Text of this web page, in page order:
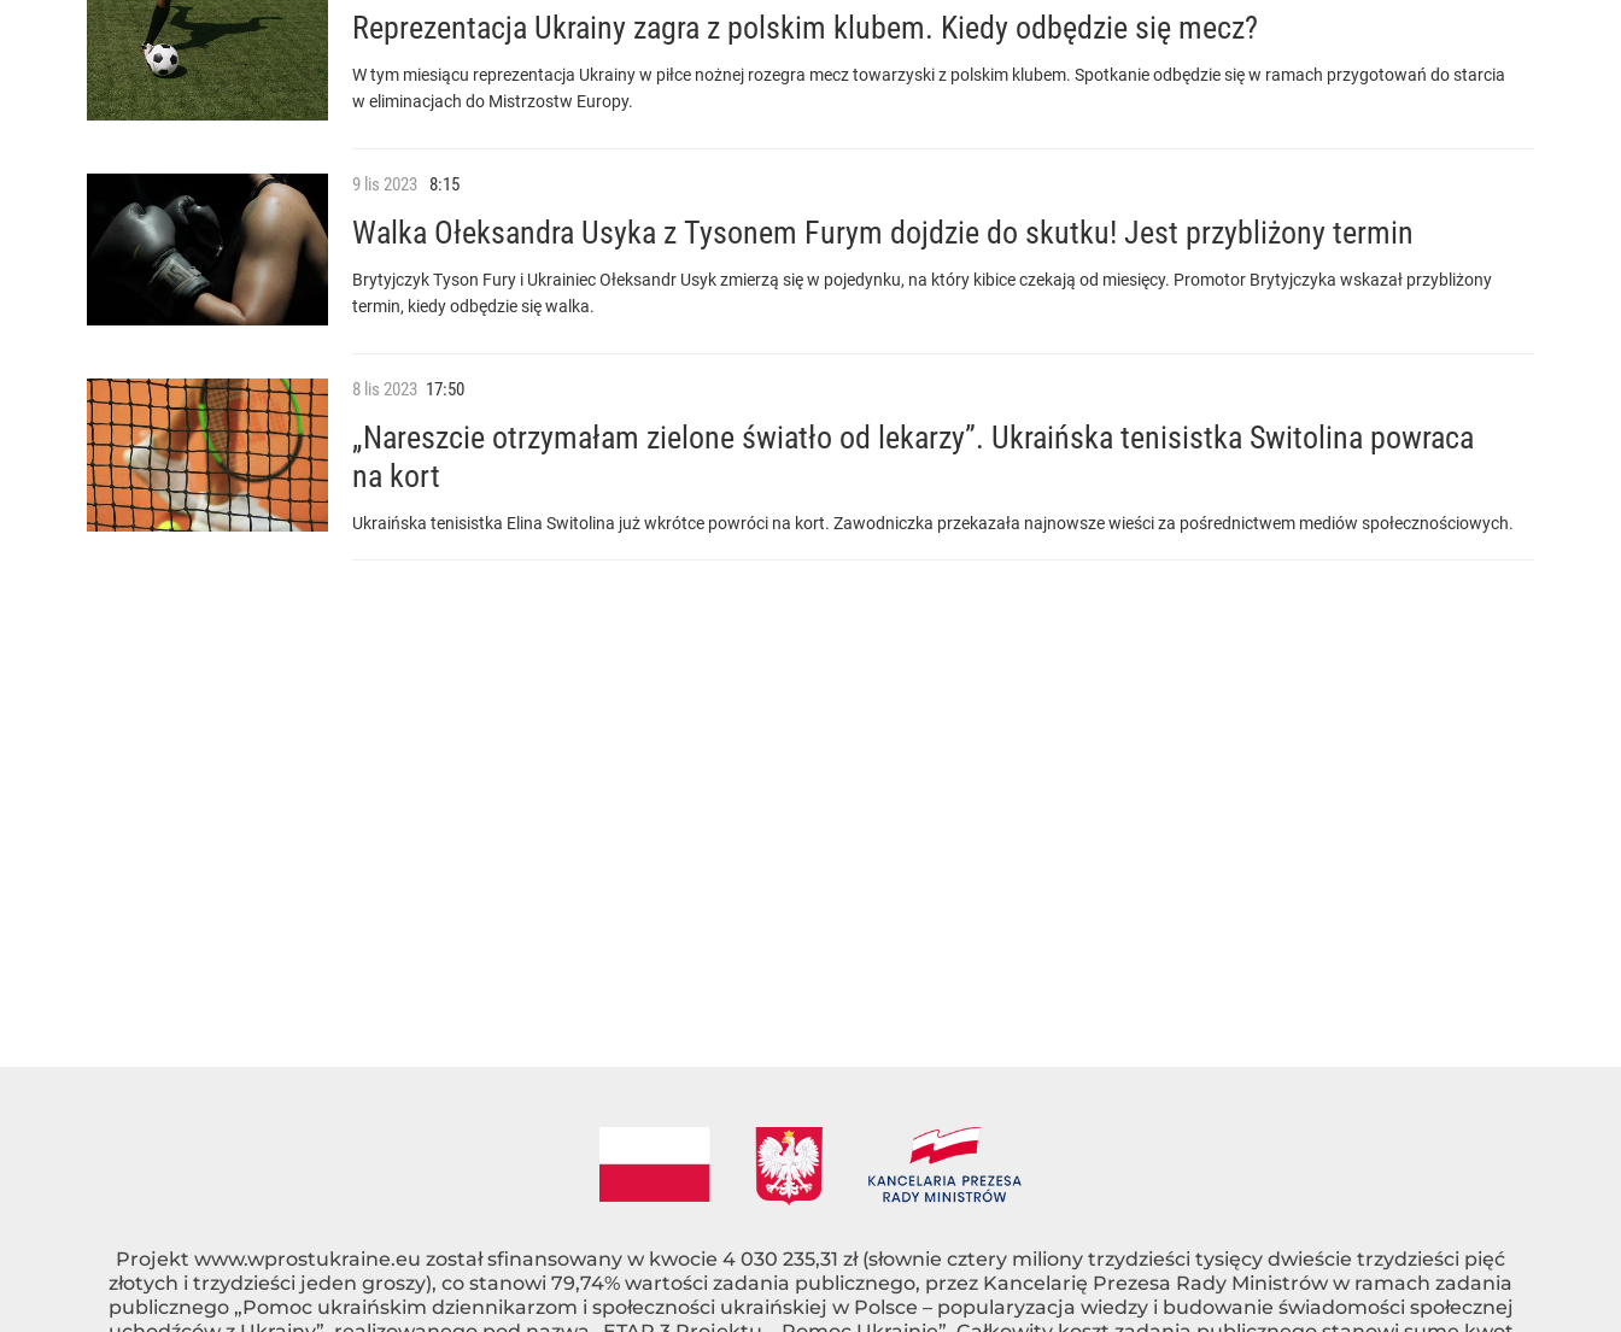
Reprezentacja Ukrainy zagra z polskim klubem. Kiedy odbędzie się mecz?
W tym miesiącu reprezentacja Ukrainy w piłce nożnej rozegra mecz towarzyski z polskim klubem. Spotkanie odbędzie się w ramach przygotowań do starcia
w eliminacjach do Mistrzostw Europy.
Walka Ołeksandra Usyka z Tysonem Furym dojdzie do skutku! Jest przybliżony termin
Brytyjczyk Tyson Fury i Ukrainiec Ołeksandr Usyk zmierzą się w pojedynku, na który kibice czekają od miesięcy. Promotor Brytyjczyka wskazał przybliżony
termin, kiedy odbędzie się walka.
9 lis 2023 8:15
„Nareszcie otrzymałam zielone światło od lekarzy”. Ukraińska tenisistka Switolina powraca
na kort
Ukraińska tenisistka Elina Switolina już wkrótce powróci na kort. Zawodniczka przekazała najnowsze wieści za pośrednictwem mediów społecznościowych.
8 lis 2023 17:50
Projekt www.wprostukraine.eu został sfinansowany w kwocie 4 030 235,31 zł (słownie cztery miliony trzydzieści tysięcy dwieście trzydzieści pięć
złotych i trzydzieści jeden groszy), co stanowi 79,74% wartości zadania publicznego, przez Kancelarię Prezesa Rady Ministrów w ramach zadania
publicznego „Pomoc ukraińskim dziennikarzom i społeczności ukraińskiej w Polsce – popularyzacja wiedzy i budowanie świadomości społecznej